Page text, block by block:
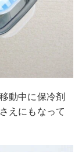
動中に保冷剤
えにもなって